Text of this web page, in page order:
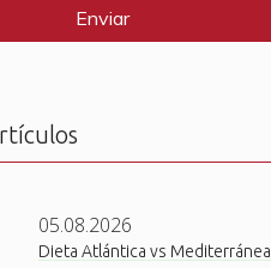
05.08.2026
Dieta Atlántica vs Mediterránea